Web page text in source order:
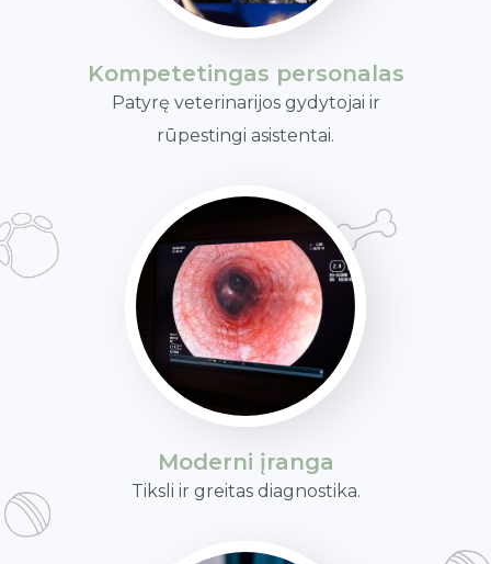
Kompetetingas personalas
Patyrę veterinarijos gydytojai ir
rūpestingi asistentai.
Moderni įranga
Tiksli ir greitas diagnostika.